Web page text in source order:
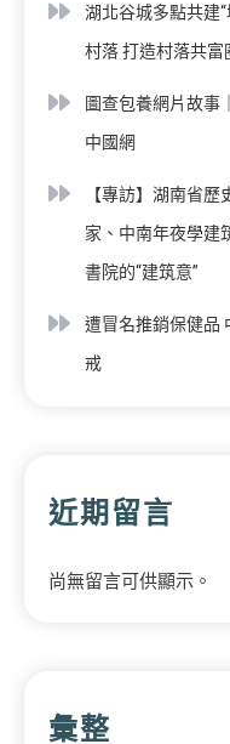
湖北谷城多點共建
村落 打造村落共富
圖查包養網片故事
中國網
【專訪】湖南省
家、中南年夜學建
書院的“建筑意”
遭冒名推銷保健品
戒
近期留言
尚無留言可供顯示。
彙整